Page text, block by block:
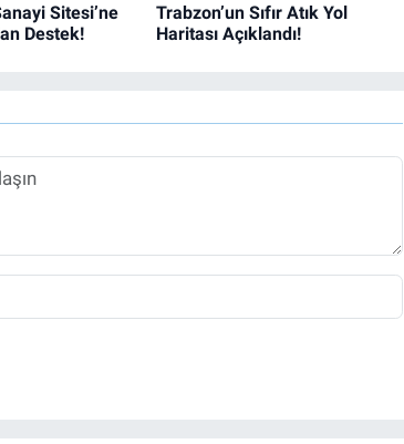
Sitesi’ne
Destek!
Trabzon’un Sıfır Atık Yol
Haritası Açıklandı!